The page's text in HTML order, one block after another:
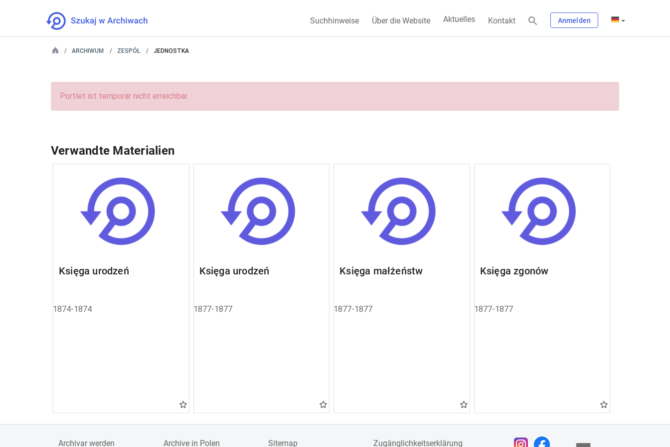
Suchhinweise Über die Website Aktuelles Kontakt Anmelden
ARCHIWUM ZESPÓŁ JEDNOSTKA
Portlet ist temporär nicht erreichbar.
Verwandte Materialien
Księga urodzeń
1874-1874
Księga urodzeń
1877-1877
Księga małżeństw
1877-1877
Księga zgonów
1877-1877
Archivar werden Archive in Polen Sitemap Zugänglichkeitserklärung